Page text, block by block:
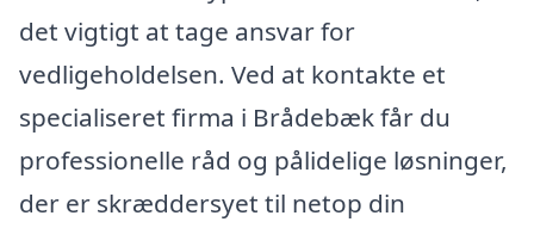
det vigtigt at tage ansvar for
vedligeholdelsen. Ved at kontakte et
specialiseret firma i Brådebæk får du
professionelle råd og pålidelige løsninger,
der er skræddersyet til netop din